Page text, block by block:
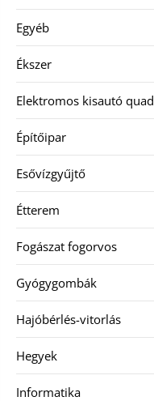
Egyéb
Ékszer
Elektromos kisautó quad
Építőipar
Esővízgyűjtő
Étterem
Fogászat fogorvos
Gyógygombák
Hajóbérlés-vitorlás
Hegyek
Informatika